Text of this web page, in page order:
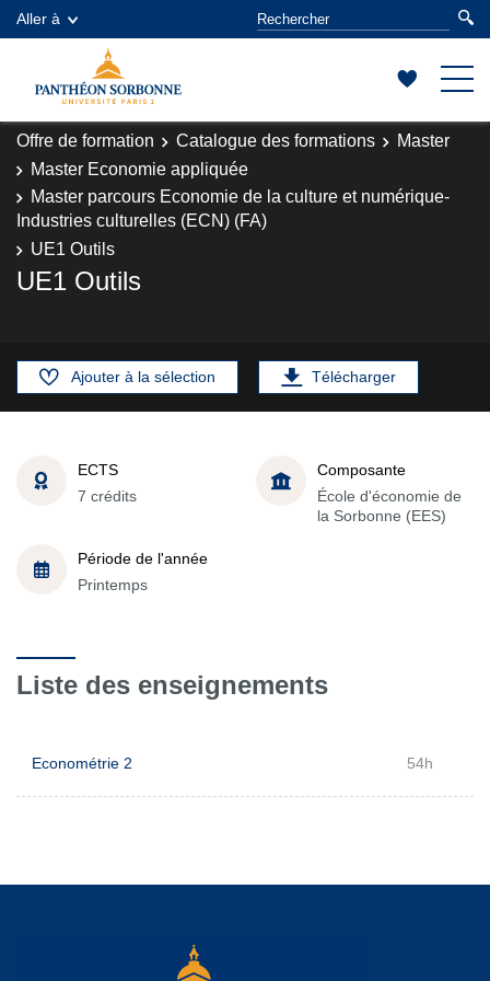
Aller à
Offre de formation Catalogue des formations
Master
Master Economie appliquée
Master parcours Economie de la culture et numérique-
Industries culturelles (ECN) (FA)
UE1 Outils
UE1 Outils
Ajouter à la sélection Télécharger
ECTS
7 crédits
Composante
École d'économie de
la Sorbonne (EES)
Période de l'année
Printemps
Liste des enseignements
Econométrie 2 54h